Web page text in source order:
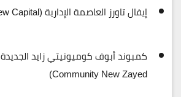
إيفال تاورز العاصمة الإدارية(Eval Towers New Capital).
كمبوند أبوف كوميونيتي زايد الجديدة
Community New Zayed)